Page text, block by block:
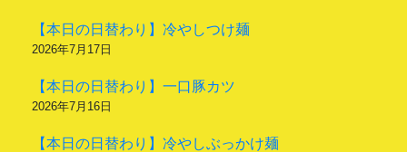
【本日の日替わり】冷やしつけ麺
2026年7月17日
【本日の日替わり】一口豚カツ
2026年7月16日
【本日の日替わり】冷やしぶっかけ麺